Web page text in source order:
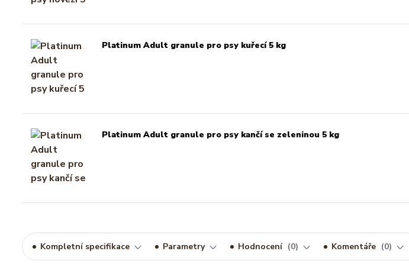
Platinum Adult granule pro psy kuřecí 5 kg
Platinum Adult granule pro psy kančí se zeleninou 5 kg
Kompletní specifikace Parametry Hodnocení 0 Komentáře 0